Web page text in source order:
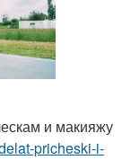
и макияжу
pricheski-i-